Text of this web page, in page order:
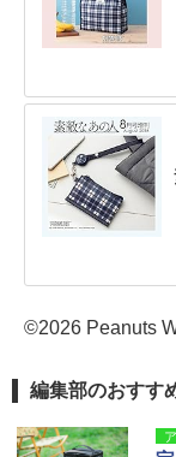
©2026 Peanuts
編集部のおすす